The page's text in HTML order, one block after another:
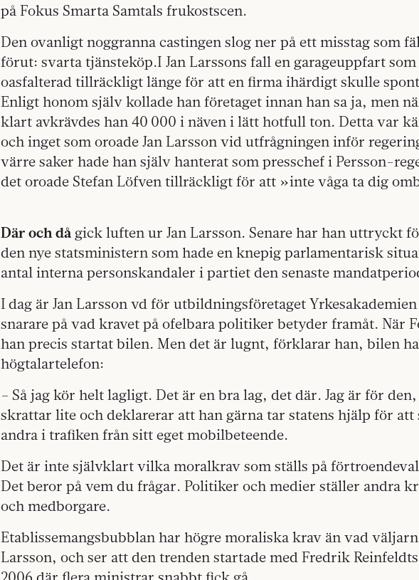
på Fokus Smarta Samtals frukostscen.
Den ovanligt noggranna castingen slog ner på ett misstag som
förut: svarta tjänsteköp.I Jan Larssons fall en garageuppfart
oasfalterad tillräckligt länge för att en firma ihärdigt skulle
Enligt honom själv kollade han företaget innan han sa ja, men
klart avkrävdes han 40 000 i näven i lätt hotfull ton. Detta var
och inget som oroade Jan Larsson vid utfrågningen inför
värre saker hade han själv hanterat som presschef i Persson-
det oroade Stefan Löfven tillräckligt för att »inte våga ta dig
Där och då gick luften ur Jan Larsson. Senare har han uttryckt
den nye statsministern som hade en knepig parlamentarisk
antal interna personskandaler i partiet den senaste
I dag är Jan Larsson vd för utbildningsföretaget
snarare på vad kravet på ofelbara politiker betyder framåt. När
han precis startat bilen. Men det är lugnt, förklarar han, bilen
högtalartelefon:
– Så jag kör helt lagligt. Det är en bra lag, det där. Jag är för
skrattar lite och deklarerar att han gärna tar statens hjälp för att
andra i trafiken från sitt eget mobilbeteende.
Det är inte självklart vilka moralkrav som ställs på
Det beror på vem du frågar. Politiker och medier ställer andra
och medborgare.
Etablissemangsbubblan har högre moraliska krav än vad
Larsson, och ser att den trenden startade med Fredrik